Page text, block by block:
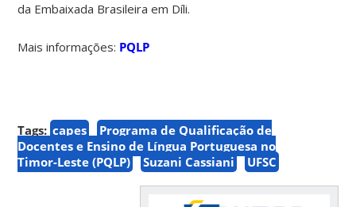
da Embaixada Brasileira em Díli.
Mais informações: PQLP
Tags: capes
Programa de Qualificação de
Docentes e Ensino de Língua Portuguesa no
Timor-Leste (PQLP)
Suzani Cassiani UFSC